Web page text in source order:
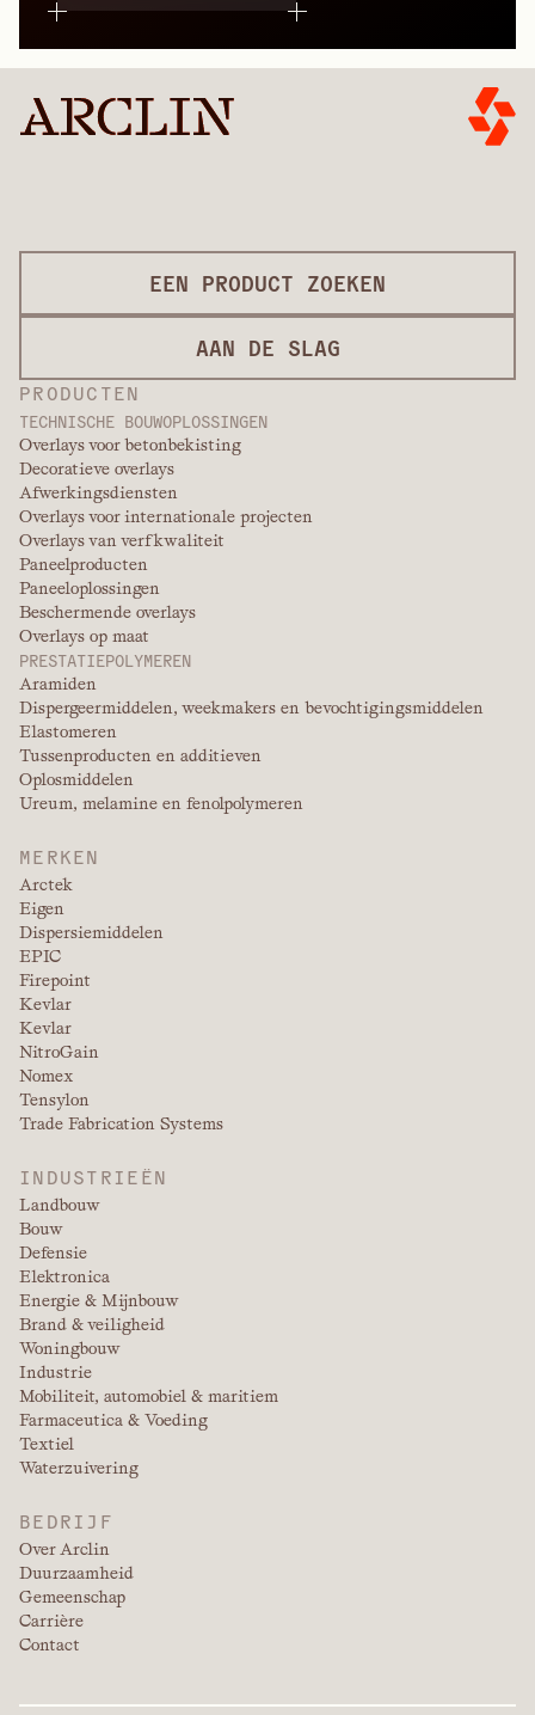
PRODUCTEN
TECHNISCHE BOUWOPLOSSINGEN
Overlays voor betonbekisting
Decoratieve overlays
Afwerkingsdiensten
Overlays voor internationale projecten
Overlays van verfkwaliteit
Paneelproducten
Paneeloplossingen
Beschermende overlays
Overlays op maat
PRESTATIEPOLYMEREN
Aramiden
Dispergeermiddelen, weekmakers en bevochtigingsmiddelen
Elastomeren
Tussenproducten en additieven
Oplosmiddelen
Ureum, melamine en fenolpolymeren
MERKEN
Arctek
Eigen
Dispersiemiddelen
EPIC
Firepoint
Kevlar
Kevlar
NitroGain
Nomex
Tensylon
Trade Fabrication Systems
INDUSTRIEËN
Landbouw
Bouw
Defensie
Elektronica
Energie & Mijnbouw
Brand & veiligheid
Woningbouw
Industrie
Mobiliteit, automobiel & maritiem
Farmaceutica & Voeding
Textiel
Waterzuivering
BEDRIJF
Over Arclin
Duurzaamheid
Gemeenschap
Carrière
Contact
EEN PRODUCT ZOEKEN
AAN DE SLAG